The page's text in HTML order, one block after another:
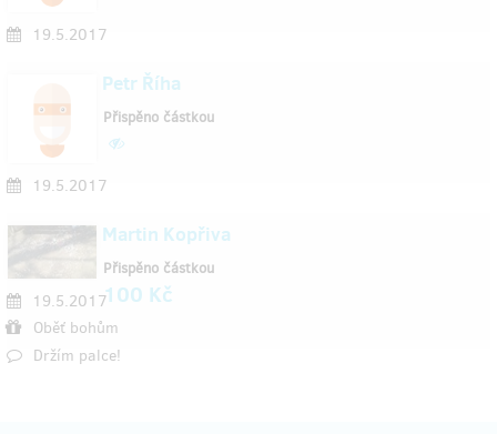
19.5.2017
Petr Říha
19.5.2017
Přispěno částkou
Martin Kopřiva
19.5.2017
Oběť bohům
Držím palce!
Přispěno částkou
100 Kč